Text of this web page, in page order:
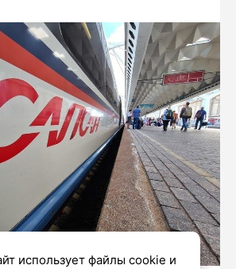
использует файлы cookie и